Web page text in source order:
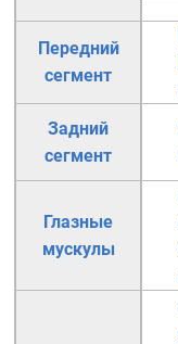
Передний
сегмент
Задний
сегмент
Глазные
мускулы